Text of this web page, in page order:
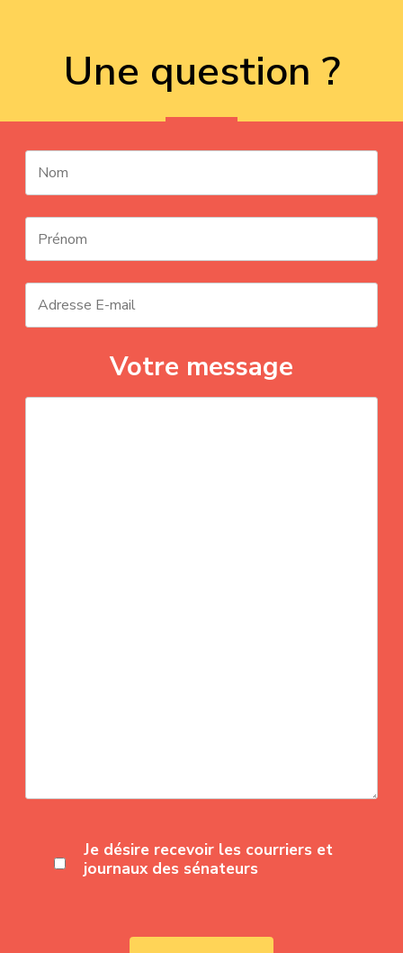
Une question ?
Votre message
Je désire recevoir les courriers et
journaux des sénateurs